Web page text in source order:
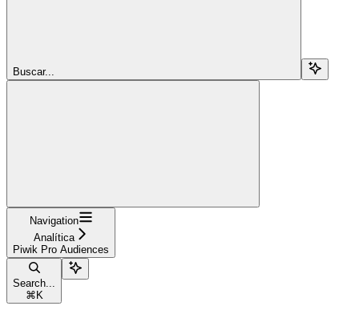
Buscar...
Navigation
Analítica
Piwik Pro Audiences
Search...
⌘ K